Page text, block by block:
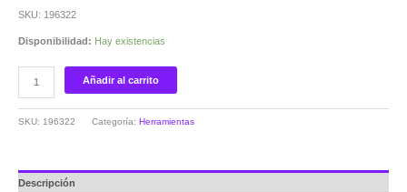
SKU: 196322
Disponibilidad: Hay existencias
Añadir al carrito
SKU: 196322 Categoría: Herramientas
Descripción